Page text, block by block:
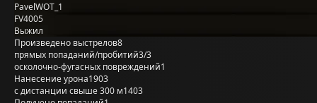
PavelWOT_1
FV4005
Выжил
Произведено выстрелов8
прямых попаданий/пробитий3/3
осколочно-фугасных повреждений1
Нанесение урона1903
с дистанции свыше 300 м1403